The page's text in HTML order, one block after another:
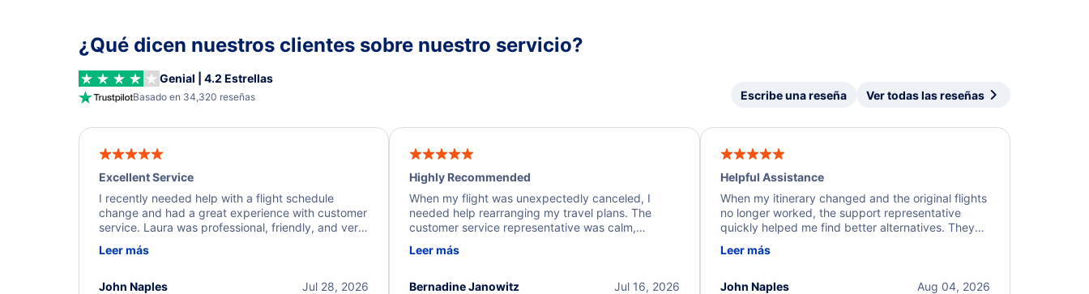
¿Qué dicen nuestros clientes sobre nuestro servicio?
Genial | 4.2 Estrellas
Basado en 34,320 reseñas Escribe una reseña Ver todas las reseñas
Excellent Service
I recently needed help with a flight schedule
change and had a great experience with customer
service. Laura was professional, friendly, and very
a solution and kept me informed of the next steps.
Leer más
Jul 28, 2026
John Naples
Highly Recommended
When my flight was unexpectedly canceled, I
needed help rearranging my travel plans. The
customer service representative was calm,
process. They quickly found alternative flight
I truly appreciate the excellent support and
Leer más
Jul 16, 2026
Bernadine Janowitz
Helpful Assistance
When my itinerary changed and the original flights
no longer worked, the support representative
quickly helped me find better alternatives. They
beyond to resolve the issue. I'm grateful for the
Leer más
Aug 04, 2026
John Naples